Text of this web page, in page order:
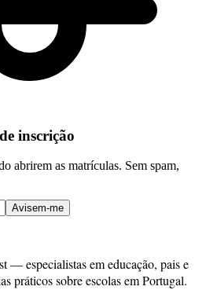
inscrição
abrirem as matrículas. Sem spam,
Avisem-me
— especialistas em educação, pais e
práticos sobre escolas em Portugal.